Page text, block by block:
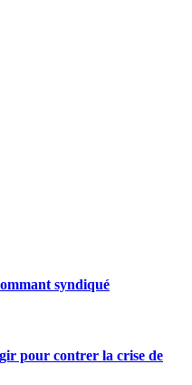
syndiqué
pour contrer la crise de